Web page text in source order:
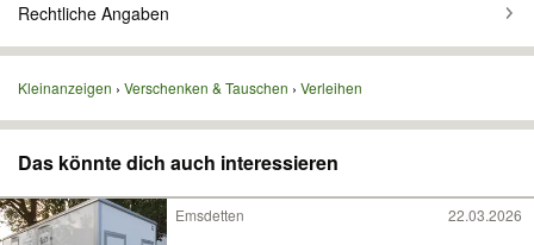
Rechtliche Angaben
Kleinanzeigen Verschenken & Tauschen Verleihen
Das könnte dich auch interessieren
Emsdetten 22.03.2026